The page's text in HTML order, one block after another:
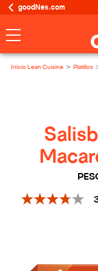
goodNes.com
Inicio Lean Cuisine Platillos
3.8